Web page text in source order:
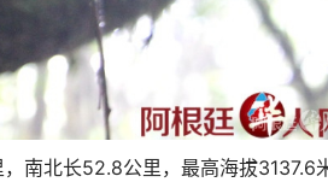
南北长52.8公里，最高海拔3137.6